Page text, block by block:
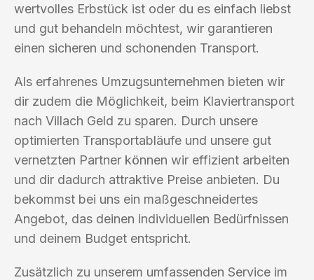
wertvolles Erbstück ist oder du es einfach liebst
und gut behandeln möchtest, wir garantieren
einen sicheren und schonenden Transport.
Als erfahrenes Umzugsunternehmen bieten wir
dir zudem die Möglichkeit, beim Klaviertransport
nach Villach Geld zu sparen. Durch unsere
optimierten Transportabläufe und unsere gut
vernetzten Partner können wir effizient arbeiten
und dir dadurch attraktive Preise anbieten. Du
bekommst bei uns ein maßgeschneidertes
Angebot, das deinen individuellen Bedürfnissen
und deinem Budget entspricht.
Zusätzlich zu unserem umfassenden Service im